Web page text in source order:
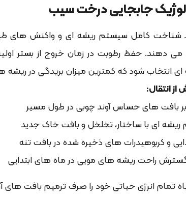
جابجایی درخت سیب
شناخت کامل سیستم ریشه ای و واکنش های
حفظ رطوبت در زمان خروج از بستر
انتخاب شود که کمترین میزان بریدگی در
انتقال:
بافت های حساس آوند چوبی در طول مسیر
ای با ساختار، تخلخل و بافت خاک جدید
و کربوهیدرات های ذخیره شده در بافت تنه
راحت ریشه های مویی در ماه های ابتدایی